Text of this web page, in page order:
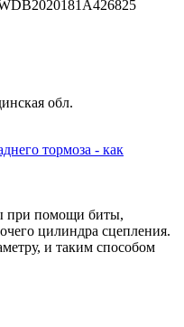
обл.
тормоза - как
при помощи биты,
цилиндра сцепления.
и таким способом